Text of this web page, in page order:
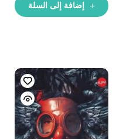
إضافة إلى السلة